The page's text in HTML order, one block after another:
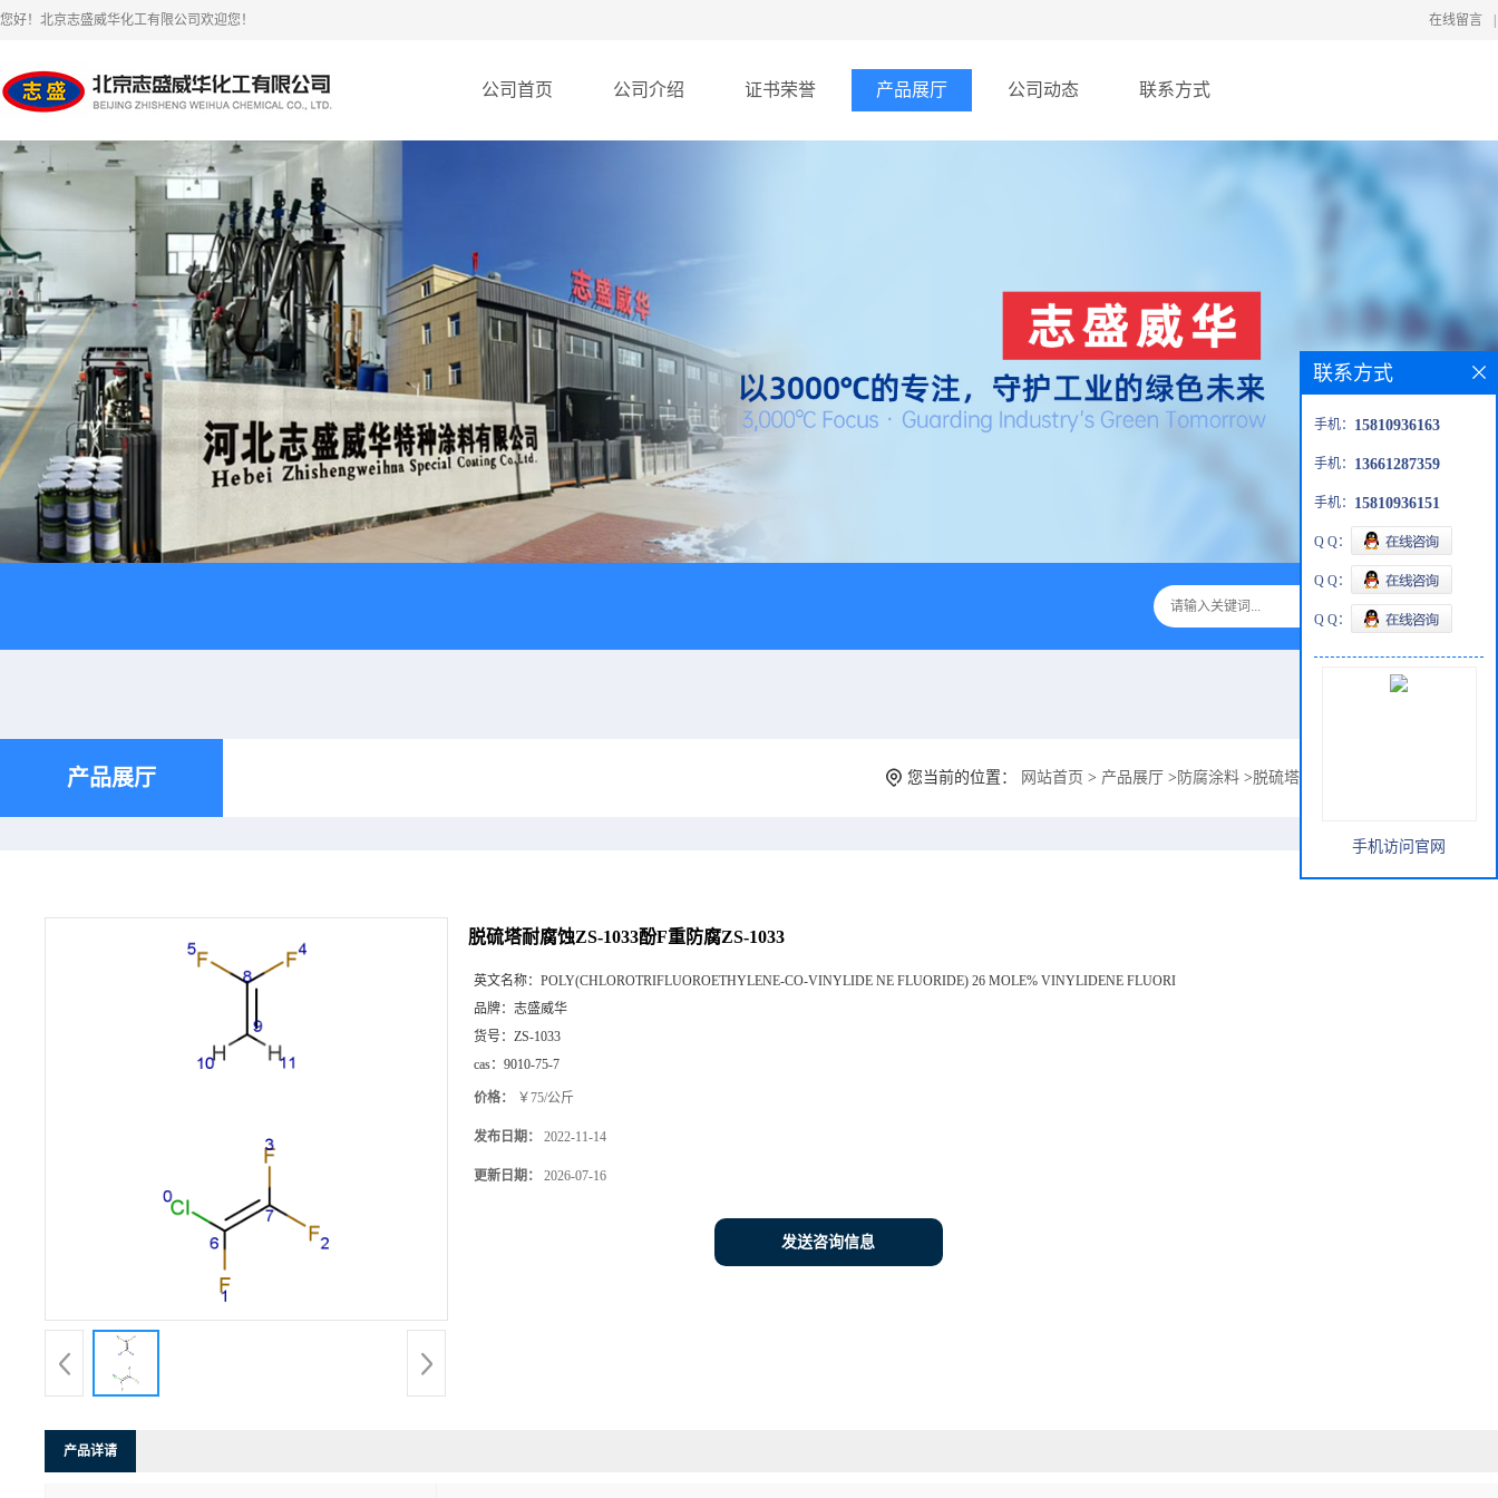
您好！北京志盛威华化工有限公司欢迎您！ 在线留言
公司首页 公司介绍 证书荣誉 产品展厅 公司动态 联系方式
产品展厅 您当前的位置： 网站首页 > 产品展厅 > 防腐涂料 >脱硫塔耐腐蚀ZS-1033酚F重防腐
脱硫塔耐腐蚀ZS-1033酚F重防腐ZS-1033
英文名称： POLY(CHLOROTRIFLUOROETHYLENE-CO-VINYLIDE NE FLUORIDE) 26 MOLE% VINYLIDENE FLUORI
品牌： 志盛威华
货号： ZS-1033
cas： 9010-75-7
价格： ￥75/公斤
发布日期： 2022-11-14
更新日期： 2026-07-16
发送咨询信息
产品详请
联系方式
手机： 15810936163
手机： 13661287359
手机： 15810936151
Q Q：
Q Q：
Q Q：
手机访问官网